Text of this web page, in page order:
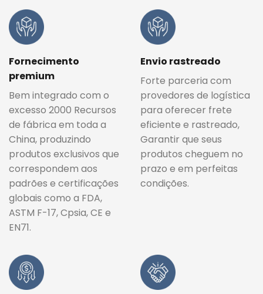
Fornecimento
premium
Bem integrado com o
excesso 2000 Recursos
de fábrica em toda a
China, produzindo
produtos exclusivos que
correspondem aos
padrões e certificações
globais como a FDA,
ASTM F-17, Cpsia, CE e
EN71.
Envio rastreado
Forte parceria com
provedores de logística
para oferecer frete
eficiente e rastreado,
Garantir que seus
produtos cheguem no
prazo e em perfeitas
condições.